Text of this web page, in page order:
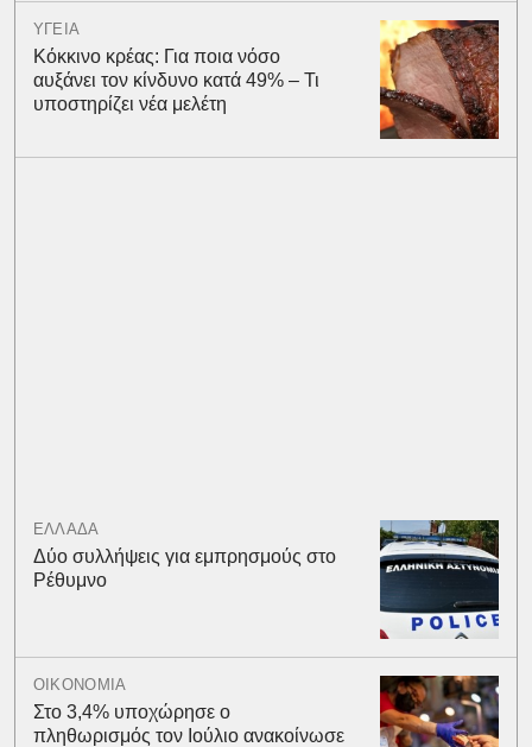
ΥΓΕΙΑ
Κόκκινο κρέας: Για ποια νόσο
αυξάνει τον κίνδυνο κατά 49% – Τι
υποστηρίζει νέα μελέτη
ΕΛΛΑΔΑ
Δύο συλλήψεις για εμπρησμούς στο
Ρέθυμνο
ΟΙΚΟΝΟΜΙΑ
Στο 3,4% υποχώρησε ο
πληθωρισμός τον Ιούλιο ανακοίνωσε